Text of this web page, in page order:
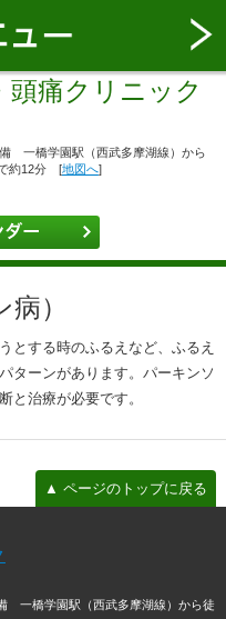
痛クリニック
一橋学園駅（西武多摩湖線）から
約12分 [地図へ]
）
とする時のふるえなど、ふるえ
ターンがあります。パーキンソ
と治療が必要です。
▲ ページのトップに戻る
一橋学園駅（西武多摩湖線）から徒